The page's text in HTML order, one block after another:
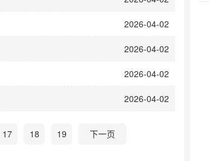
2026-04-02
2026-04-02
2026-04-02
2026-04-02
17 18 19 下一页